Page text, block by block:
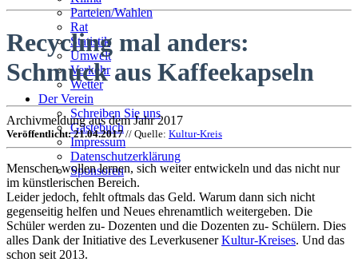
Parteien/Wahlen
Rat
Statistik
Umwelt
Verkehr
Wetter
Der Verein
Schreiben Sie uns
Gästebuch
Impressum
Datenschutzerklärung
Sponsoren
Recycling mal anders:
Schmuck aus Kaffeekapseln
Archivmeldung aus dem Jahr 2017
Veröffentlicht: 21.04.2017// Quelle: Kultur-Kreis
Menschen wollen lernen, sich weiter entwickeln und das nicht nur
im künstlerischen Bereich.
Leider jedoch, fehlt oftmals das Geld. Warum dann sich nicht
gegenseitig helfen und Neues ehrenamtlich weitergeben. Die
Schüler werden zu- Dozenten und die Dozenten zu- Schülern. Dies
alles Dank der Initiative des LeverkusenerKultur-Kreises. Und das
schon seit 2013.